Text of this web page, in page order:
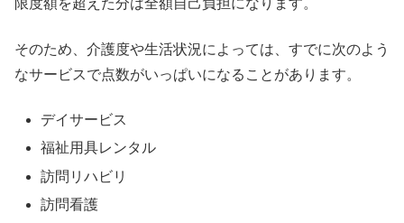
限度額を超えた分は全額自己負担になります。
そのため、介護度や生活状況によっては、すでに次のよう
なサービスで点数がいっぱいになることがあります。
デイサービス
福祉用具レンタル
訪問リハビリ
訪問看護